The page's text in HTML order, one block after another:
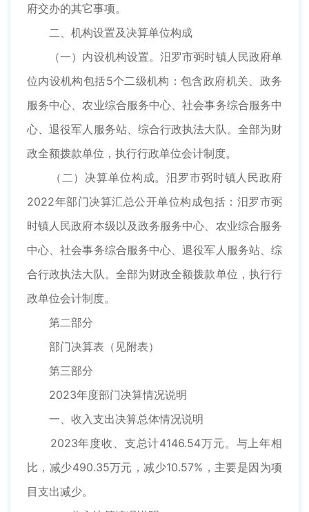
府交办的其它事项。
二、机构设置及决算单位构成
（一）内设机构设置。汨罗市弼时镇人民政府单
位内设机构包括5个二级机构：包含政府机关、政务
服务中心、农业综合服务中心、社会事务综合服务中
心、退役军人服务站、综合行政执法大队。全部为财
政全额拨款单位，执行行政单位会计制度。
（二）决算单位构成。汨罗市弼时镇人民政府
2022年部门决算汇总公开单位构成包括：汨罗市弼
时镇人民政府本级以及政务服务中心、农业综合服务
中心、社会事务综合服务中心、退役军人服务站、综
合行政执法大队。全部为财政全额拨款单位，执行行
政单位会计制度。
第二部分
部门决算表（见附表）
第三部分
2023年度部门决算情况说明
一、收入支出决算总体情况说明
2023年度收、支总计4146.54万元。与上年相
比，减少490.35万元，减少10.57%，主要是因为项
目支出减少。